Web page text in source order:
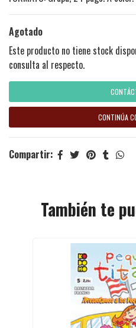
Agotado
Este producto no tiene stock
consulta al respecto.
CONTINÚA
Compartir:
También te